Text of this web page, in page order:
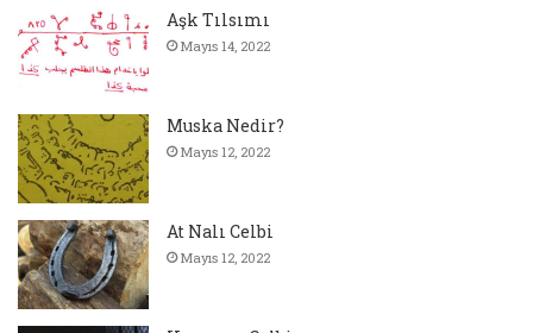
Aşk Tılsımı
Mayıs 14, 2022
Muska Nedir?
Mayıs 12, 2022
At Nalı Celbi
Mayıs 12, 2022